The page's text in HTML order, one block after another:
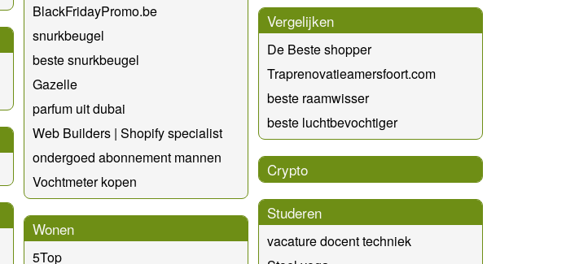
BlackFridayPromo.be
snurkbeugel
beste snurkbeugel
Gazelle
parfum uit dubai
Web Builders | Shopify specialist
ondergoed abonnement mannen
Vochtmeter kopen
Wonen
5Top
Vergelijken
De Beste shopper
Traprenovatieamersfoort.com
beste raamwisser
beste luchtbevochtiger
Crypto
Studeren
vacature docent techniek